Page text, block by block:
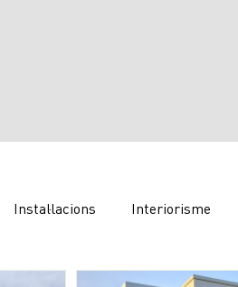
Instal·lacions Interiorisme